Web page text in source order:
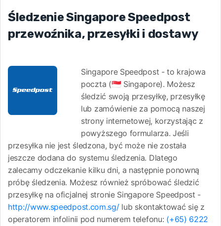
Śledzenie Singapore Speedpost
przewoźnika, przesyłki i dostawy
Singapore Speedpost - to krajowa
poczta (🇸🇬 Singapore). Możesz
śledzić swoją przesyłkę, przesyłkę
lub zamówienie za pomocą naszej
strony internetowej, korzystając z
powyższego formularza. Jeśli
przesyłka nie jest śledzona, być może nie została
jeszcze dodana do systemu śledzenia. Dlatego
zalecamy odczekanie kilku dni, a następnie ponowną
próbę śledzenia. Możesz również spróbować śledzić
przesyłkę na oficjalnej stronie Singapore Speedpost -
http://www.speedpost.com.sg/lub skontaktować się z
operatorem infolinii pod numerem telefonu: (+65) 6222